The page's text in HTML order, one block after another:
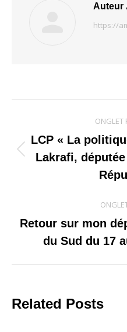
Auteur
https://
de
ONGLET
LCP « La
Lakrafi,
Retour sur mon
du Sud du 17
Related Posts